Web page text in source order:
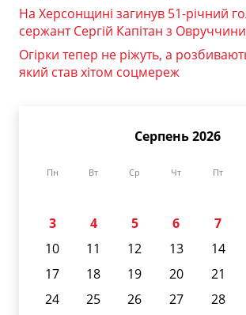
На Херсонщині загинув 51-річний
сержант Сергій Капітан з Овруччини
Огірки тепер не ріжуть, а
який став хітом соцмереж
Серпень 2026
Пн Вт Ср Чт Пт
3
4 5 6 7
10
11 12 13 14
17
18 19 20 21
24
25 26 27 28